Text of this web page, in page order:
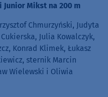
Junior Mikst na 200 m
Chmurzyński, Judyta
Julia Kowalczyk,
Konrad Klimek, Łukasz
sternik Marcin
Wielewski i Oliwia